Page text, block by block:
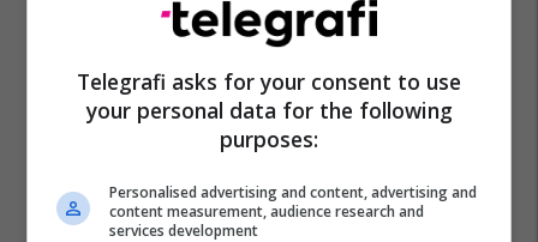
Telegrafi asks for your consent to use
your personal data for the following
purposes:
Personalised advertising and content, advertising and
content measurement, audience research and
services development